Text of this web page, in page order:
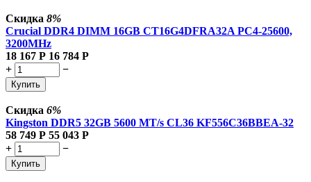
Скидка 8%
Crucial DDR4 DIMM 16GB CT16G4DFRA32A PC4-25600,
3200MHz
18 167 Р 16 784 Р
+
−
Купить
Скидка 6%
Kingston DDR5 32GB 5600 MT/s CL36 KF556C36BBEA-32
58 749 Р 55 043 Р
+
−
Купить